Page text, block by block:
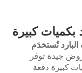
بكميات كبيرة
تُستخدَم
جيدة توفر
كبيرة دفعة